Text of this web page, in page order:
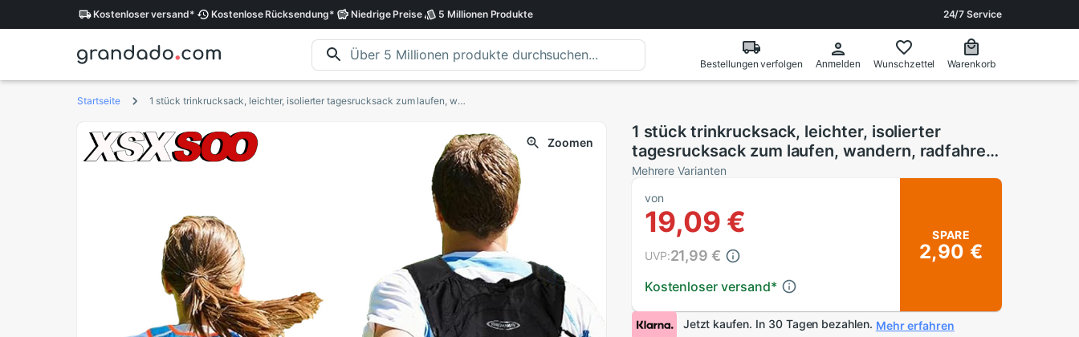
Kostenloserversand* KostenloseRücksendung* NiedrigePreise 5 MillionenProdukte 24/7 Service
Bestellungen verfolgen Anmelden Wunschzettel Warenkorb
Startseite 1 stück trinkrucksack, leichter, isolierter tagesrucksack zum laufen, wandern, radfahren - sportrucksack
Zoomen
1 stück trinkrucksack, leichter, isolierter
tagesrucksack zum laufen, wandern, radfahren
- sportrucksack
Mehrere Varianten
von
19,09 €
Kostenloser versand*
UVP:21,99 €
SPARE
2,90 €
Jetzt kaufen. In 30 Tagen bezahlen. Mehr erfahren